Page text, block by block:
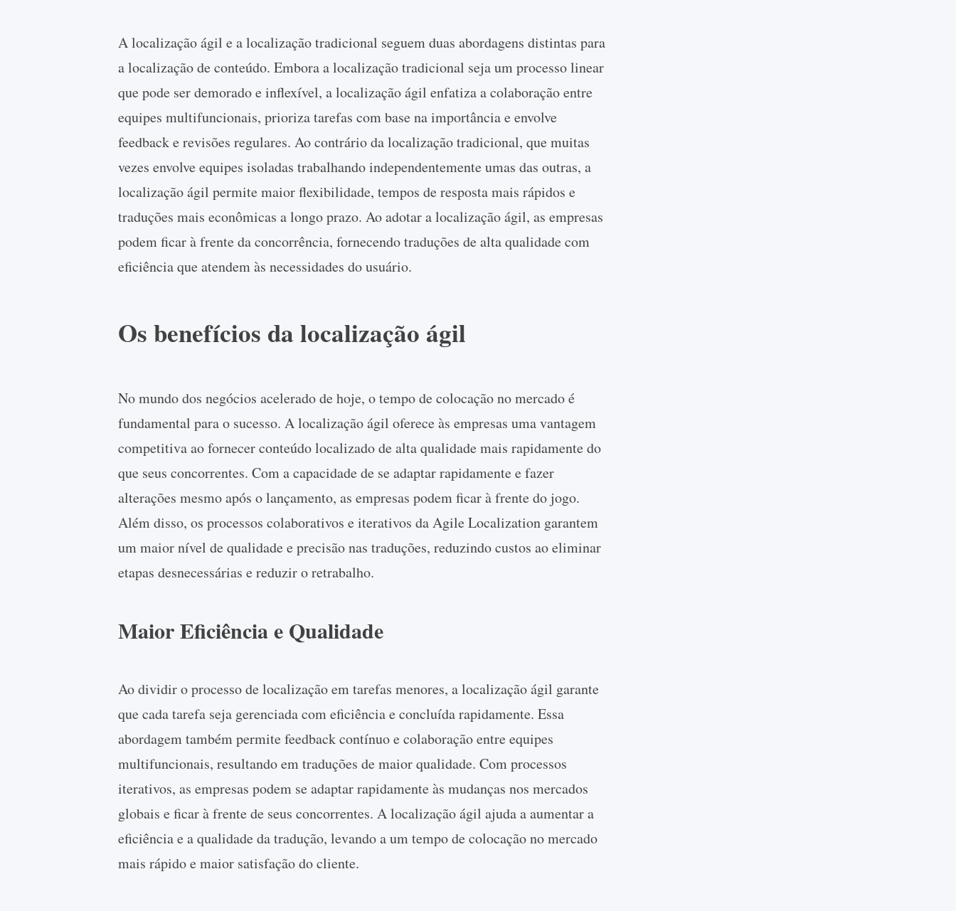
A localização ágil e a localização tradicional seguem duas abordagens distintas para
a localização de conteúdo. Embora a localização tradicional seja um processo linear
que pode ser demorado e inflexível, a localização ágil enfatiza a colaboração entre
equipes multifuncionais, prioriza tarefas com base na importância e envolve
feedback e revisões regulares. Ao contrário da localização tradicional, que muitas
vezes envolve equipes isoladas trabalhando independentemente umas das outras, a
localização ágil permite maior flexibilidade, tempos de resposta mais rápidos e
traduções mais econômicas a longo prazo. Ao adotar a localização ágil, as empresas
podem ficar à frente da concorrência, fornecendo traduções de alta qualidade com
eficiência que atendem às necessidades do usuário.
Os benefícios da localização ágil
No mundo dos negócios acelerado de hoje, o tempo de colocação no mercado é
fundamental para o sucesso. A localização ágil oferece às empresas uma vantagem
competitiva ao fornecer conteúdo localizado de alta qualidade mais rapidamente do
que seus concorrentes. Com a capacidade de se adaptar rapidamente e fazer
alterações mesmo após o lançamento, as empresas podem ficar à frente do jogo.
Além disso, os processos colaborativos e iterativos da Agile Localization garantem
um maior nível de qualidade e precisão nas traduções, reduzindo custos ao eliminar
etapas desnecessárias e reduzir o retrabalho.
Maior Eficiência e Qualidade
Ao dividir o processo de localização em tarefas menores, a localização ágil garante
que cada tarefa seja gerenciada com eficiência e concluída rapidamente. Essa
abordagem também permite feedback contínuo e colaboração entre equipes
multifuncionais, resultando em traduções de maior qualidade. Com processos
iterativos, as empresas podem se adaptar rapidamente às mudanças nos mercados
globais e ficar à frente de seus concorrentes. A localização ágil ajuda a aumentar a
eficiência e a qualidade da tradução, levando a um tempo de colocação no mercado
mais rápido e maior satisfação do cliente.